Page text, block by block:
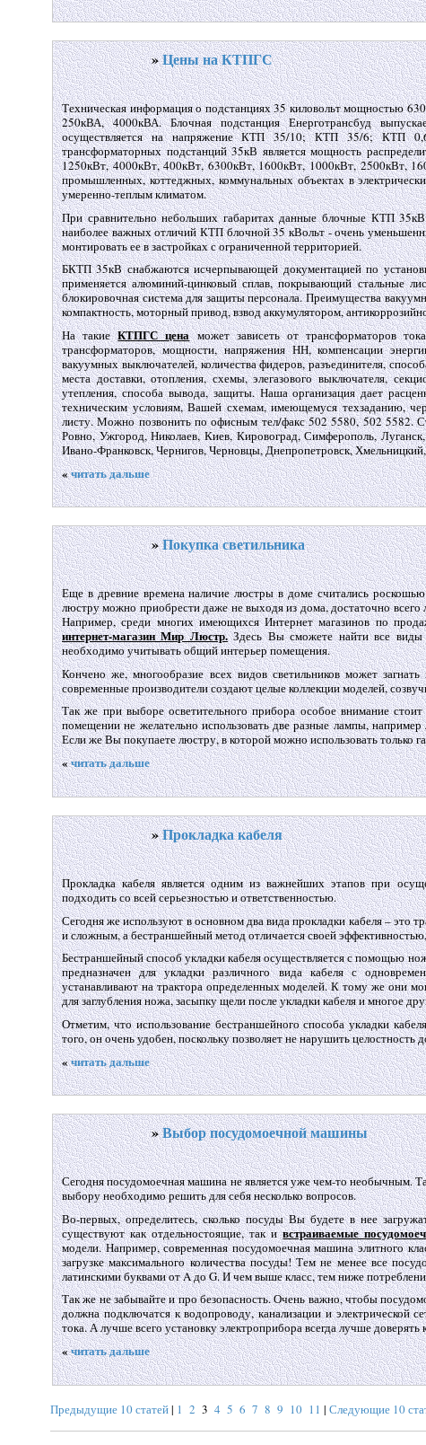
»Цены на КТПГС
Техническая информация о подстанциях 35 киловольт мощностью
250кВА, 4000кВА. Блочная подстанция Енерготрансбуд
осуществляется на напряжение КТП 35/10; КТП 35/6; КТП
трансформаторных подстанций 35кВ является мощность
1250кВт, 4000кВт, 400кВт, 6300кВт, 1600кВт, 1000кВт, 2500кВт,
промышленных, коттеджных, коммунальных объектах в
умеренно-теплым климатом.
При сравнительно небольших габаритах данные блочные КТП
наиболее важных отличий КТП блочной 35 кВольт - очень
монтировать ее в застройках с ограниченной территорией.
БКТП 35кВ снабжаются исчерпывающей документацией по
применяется алюминий-цинковый сплав, покрывающий стальные
блокировочная система для защиты персонала. Преимущества
компактность, моторный привод, взвод аккумулятором,
На такиеКТПГС ценаможет зависеть от трансформаторов
трансформаторов, мощности, напряжения НН, компенсации
вакуумных выключателей, количества фидеров, разъединителя,
места доставки, отопления, схемы, элегазового выключателя,
утепления, способа вывода, защиты. Наша организация дает
техническим условиям, Вашей схемам, имеющемуся техзаданию,
листу. Можно позвонить по офисным тел/факс 502 5580, 502 5582.
Ровно, Ужгород, Николаев, Киев, Кировоград, Симферополь,
Ивано-Франковск, Чернигов, Черновцы, Днепропетровск,
«читать дальше
»Покупка светильника
Еще в древние времена наличие люстры в доме считались
люстру можно приобрести даже не выходя из дома, достаточно
Например, среди многих имеющихся Интернет магазинов по
интернет-магазин Мир Люстр.Здесь Вы сможете найти все виды
необходимо учитывать общий интерьер помещения.
Кончено же, многообразие всех видов светильников может
современные производители создают целые коллекции моделей,
Так же при выборе осветительного прибора особое внимание
помещении не желательно использовать две разные лампы,
Если же Вы покупаете люстру, в которой можно использовать только
«читать дальше
»Прокладка кабеля
Прокладка кабеля является одним из важнейших этапов при
подходить со всей серьезностью и ответственностью.
Сегодня же используют в основном два вида прокладки кабеля –
и сложным, а бестраншейный метод отличается своей
Бестраншейный способ укладки кабеля осуществляется с помощью
предназначен для укладки различного вида кабеля с
устанавливают на трактора определенных моделей. К тому же они
для заглубления ножа, засыпку щели после укладки кабеля и многое
Отметим, что использование бестраншейного способа укладки
того, он очень удобен, поскольку позволяет не нарушить
«читать дальше
»Выбор посудомоечной машины
Сегодня посудомоечная машина не является уже чем-то необычным.
выбору необходимо решить для себя несколько вопросов.
Во-первых, определитесь, сколько посуды Вы будете в нее
существуют как отдельностоящие, так ивстраиваемые
модели. Например, современная посудомоечная машина элитного
загрузке максимального количества посуды! Тем не менее все
латинскими буквами от A до G. И чем выше класс, тем ниже
Так же не забывайте и про безопасность. Очень важно, чтобы
должна подключатся к водопроводу, канализации и электрической
тока. А лучше всего установку электроприбора всегда лучше
«читать дальше
Предыдущие 10 статей| 1 2 3 4 5 6 7 8 9 10 11 | Следующие 10